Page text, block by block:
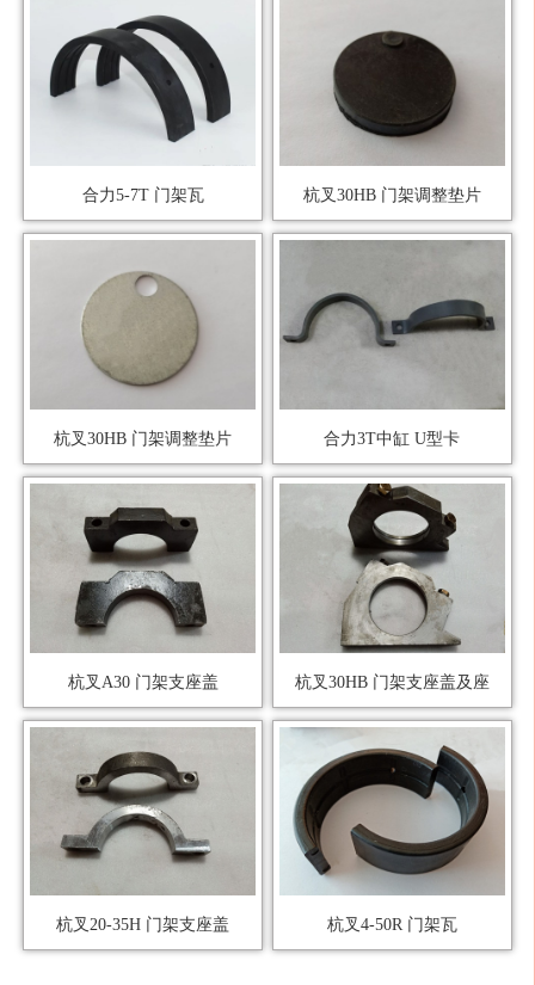
合力5-7T 门架瓦 杭叉30HB 门架调整垫片
杭叉30HB 门架调整垫片 合力3T中缸 U型卡
杭叉A30 门架支座盖 杭叉30HB 门架支座盖及座
杭叉20-35H 门架支座盖 杭叉4-50R 门架瓦